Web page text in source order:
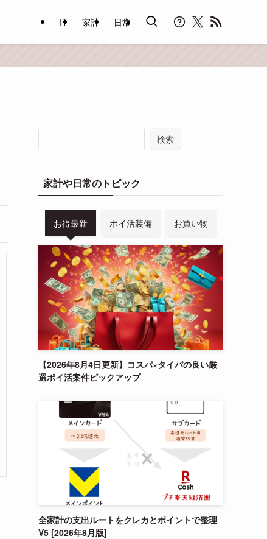
IT 家計 日常
検索
家計や日常のトピック
お得最新 ポイ活装備 お買い物
【2026年8月4日更新】コスパ×タイパの良い厳
選ポイ活案件ピックアップ
全家計の支出ルートをクレカとポイントで整理
V5 [2026年8月版]